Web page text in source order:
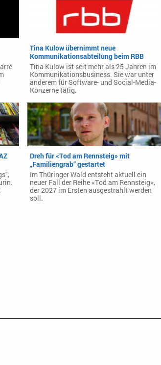
Tina Kulow übernimmt neue
Kommunikationsabteilung beim RBB
Tina Kulow ist seit mehr als 25 Jahren im
Kommunikationsbusiness. Sie war unter
anderem für Software- und Social-Media-
Konzerne tätig.
Dreh für «Tod am Rennsteig» mit
„Familiengrab“ gestartet
Im Thüringer Wald entsteht aktuell ein
neuer Fall der Reihe «Tod am Rennsteig»,
der 2027 im Ersten ausgestrahlt werden
soll.